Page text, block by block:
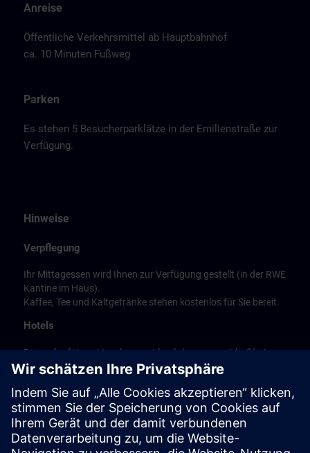
Anreise
Öffentliche Verkehrsmittel ab Hauptbahnhof
ca. 10 Minuten Fußweg
Parken
Es stehen 5 Besucherparklätze in der Emilienstraße zur
Verfügung.
Hinweise
Verpflegung
Ihr Mittagessen wird Ihnen zur Verfügung gestellt (in der RWE
Kantine im Haus).
Kaffee, Tee und Kaltgetränke stehen kostenlos für Sie bereit.
Hotels
Die aufgeführte Hotelauswahl erfolgte ausschließlich
anhand der Nähe der Hotels zum Kursort bzw. anhand
der günstigen Verkehrsanbindung zum
Veranstaltungsort.
Es handelt sich hierbei nicht um Siemens-
Vertragshotels, daher können wir für die Qualität der